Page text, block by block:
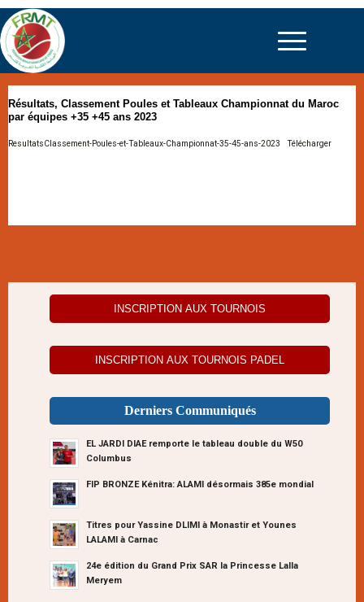
Résultats, Classement Poules et Tableaux Championnat du Maroc
par équipes +35 +45 ans 2023
ResultatsClassement-Poules-et-Tableaux-Championnat-35-45-ans-2023 Télécharger
INSCRIPTION AUX TOURNOIS
INSCRIPTION AUX TOURNOIS PADEL
Derniers Communiqués
EL JARDI DIAE remporte le tableau double du W50
Columbus
FIP BRONZE Kénitra: ALAMI désormais 385e mondial
Titres pour Yassine DLIMI à Monastir et Younes
LALAMI à Carnac
24e édition du Grand Prix SAR la Princesse Lalla
Meryem